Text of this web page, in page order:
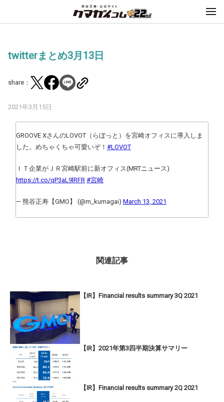
twitterまとめ3月13日
share：
2021年3月15日
GROOVE XさんのLOVOT（らぼっと）を宮崎オフィスに導入しま
した。めちゃくちゃ可愛いぞ！ #LOVOT
ＩＴ企業がＪＲ宮崎駅前に新オフィス(MRTニュース)
https://t.co/qP3aL9lRFR #宮崎
— 熊谷正寿【GMO】 (@m_kumagai) March 13, 2021
関連記事
【IR】Financial results summary 3Q 2021
【IR】2021年第3四半期決算サマリー
【IR】Financial results summary 2Q 2021